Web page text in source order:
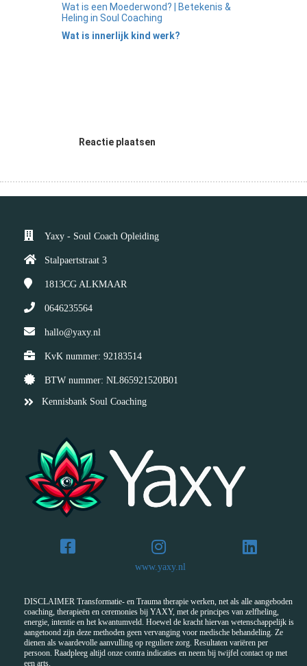
Wat is een Moederwond? | Betekenis &
Heling in Soul Coaching
Wat is innerlijk kind werk?
Reactie plaatsen
Yaxy - Soul Coach Opleiding
Stalpaertstraat 3
1813CG ALKMAAR
0646235564
hallo@yaxy.nl
KvK nummer: 92183514
BTW nummer: NL865921520B01
Kennisbank Soul Coaching
www.yaxy.nl
DISCLAIMER Transformatie- en Trauma therapie werken, net als alle aangeboden
coaching, therapieën en ceremonies bij YAXY, met de principes van zelfheling,
energie, intentie en het kwantumveld. Hoewel de kracht hiervan wetenschappelijk is
aangetoond zijn deze methoden geen vervanging voor medische behandeling. Ze
dienen als waardevolle aanvulling op reguliere zorg. Resultaten variëren per
persoon. Raadpleeg altijd onze contra indicaties en neem bij twijfel contact op met
een arts.